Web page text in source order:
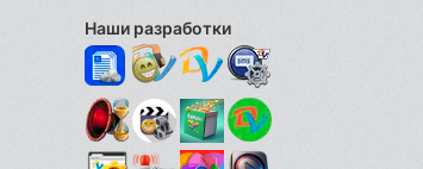
Наши разработки